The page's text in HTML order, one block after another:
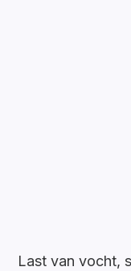
Last van vocht,